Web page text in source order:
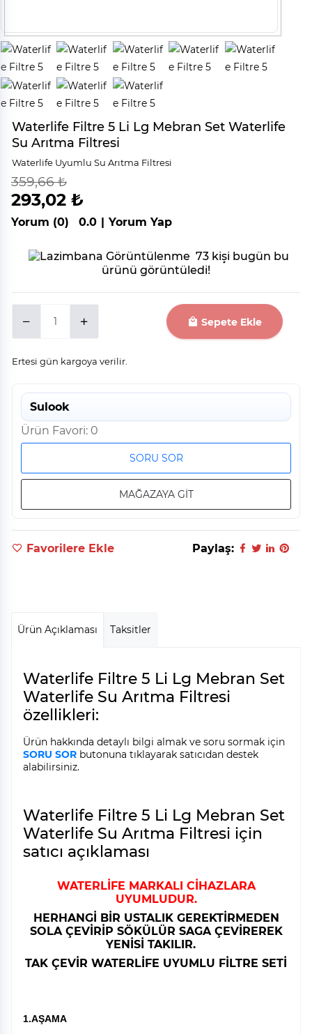
Waterlife Filtre 5 Li Lg Mebran Set Waterlife
Su Arıtma Filtresi
Waterlife Uyumlu Su Arıtma Filtresi
%19
indirim
359,66 ₺
293,02 ₺
Yorum (0) 0.0 | Yorum Yap
73 kişi bugün bu
ürünü görüntüledi!
Sepete Ekle
Ertesi gün kargoya verilir.
Sulook
Ürün Favori: 0
SORU SOR
MAĞAZAYA GİT
Favorilere Ekle Paylaş:
Ürün Açıklaması Taksitler
Waterlife Filtre 5 Li Lg Mebran Set
Waterlife Su Arıtma Filtresi
özellikleri:
Ürün hakkında detaylı bilgi almak ve soru sormak için
SORU SOR butonuna tıklayarak satıcıdan destek
alabilirsiniz.
Waterlife Filtre 5 Li Lg Mebran Set
Waterlife Su Arıtma Filtresi için
satıcı açıklaması
WATERLİFE MARKALI CİHAZLARA
UYUMLUDUR.
HERHANGİ BİR USTALIK GEREKTİRMEDEN
SOLA ÇEVİRİP SÖKÜLÜR SAGA ÇEVİREREK
YENİSİ TAKILIR.
TAK ÇEVİR WATERLİFE UYUMLU FİLTRE SETİ
1.AŞAMA